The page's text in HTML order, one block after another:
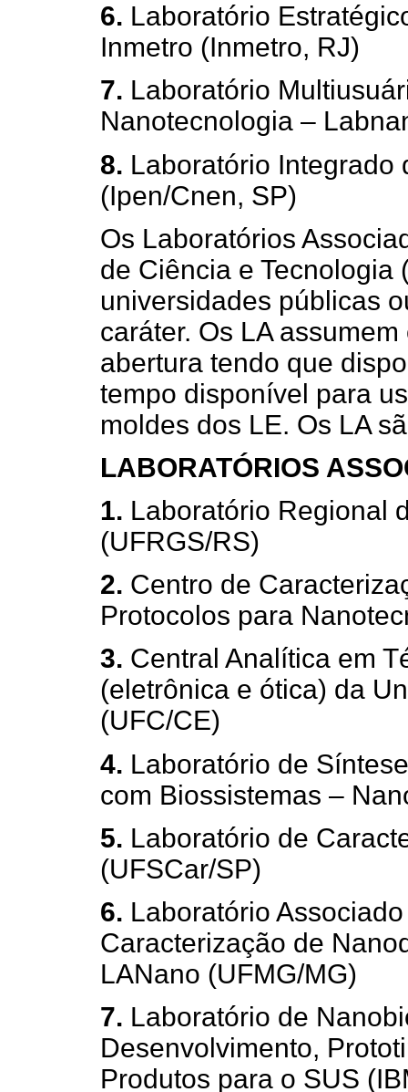
6. Laboratório
Inmetro (Inmetro, RJ)
7. Laboratório
Nanotecnologia –
8. Laboratório Integrado
(Ipen/Cnen, SP)
Os Laboratórios
de Ciência e Tecnologia
universidades públicas
caráter. Os LA
abertura tendo que
tempo disponível para
moldes dos LE. Os LA
LABORATÓRIOS
1. Laboratório Regional
(UFRGS/RS)
2. Centro de
Protocolos para
3. Central Analítica em
(eletrônica e ótica) da
(UFC/CE)
4. Laboratório de
com Biossistemas –
5. Laboratório de
(UFSCar/SP)
6. Laboratório
Caracterização de
LANano (UFMG/MG)
7. Laboratório de
Desenvolvimento,
Produtos para o SUS